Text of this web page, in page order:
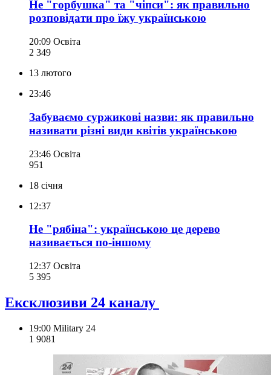
Не "горбушка" та "чіпси": як правильно
розповідати про їжу українською
20:09 Освіта
2 349
13 лютого
23:46
Забуваємо суржикові назви: як правильно
називати різні види квітів українською
23:46 Освіта
951
18 січня
12:37
Не "рябіна": українською це дерево
називається по-іншому
12:37 Освіта
5 395
Ексклюзиви 24 каналу
19:00 Military 24
1 9081